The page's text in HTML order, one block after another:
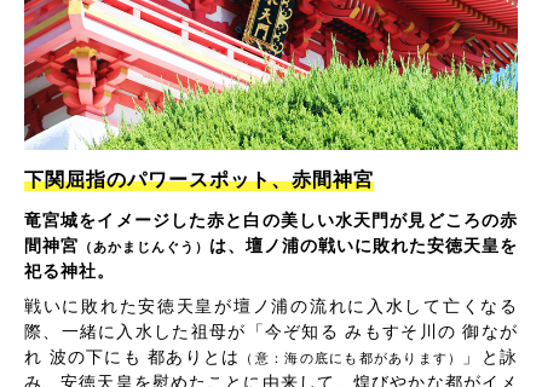
下関屈指のパワースポット、赤間神宮
竜宮城をイメージした赤と白の美しい水天門が見どころの赤
間神宮 （あかまじんぐう） は、壇ノ浦の戦いに敗れた安徳天皇を
祀る神社。
戦いに敗れた安徳天皇が壇ノ浦の流れに入水して亡くなる
際、一緒に入水した祖母が「今ぞ知る みもすそ川の 御なが
れ 波の下にも 都ありとは
（意：海の底にも都があります）
」と詠
み、安徳天皇を慰めたことに由来して、煌びやかな都がイメ